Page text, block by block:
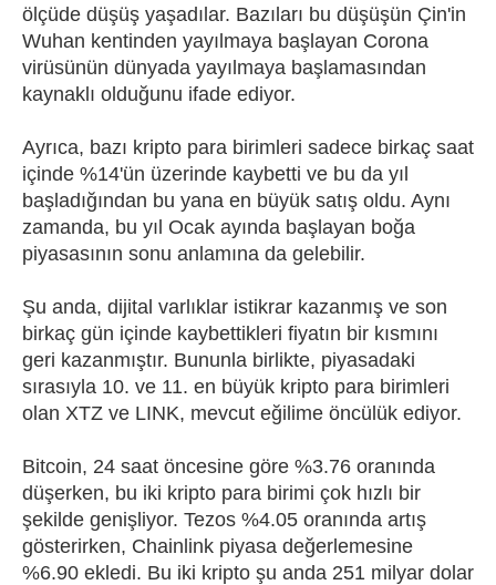
ölçüde düşüş yaşadılar. Bazıları bu düşüşün Çin'in
Wuhan kentinden yayılmaya başlayan Corona
virüsünün dünyada yayılmaya başlamasından
kaynaklı olduğunu ifade ediyor.
Ayrıca, bazı kripto para birimleri sadece birkaç saat
içinde %14'ün üzerinde kaybetti ve bu da yıl
başladığından bu yana en büyük satış oldu. Aynı
zamanda, bu yıl Ocak ayında başlayan boğa
piyasasının sonu anlamına da gelebilir.
Şu anda, dijital varlıklar istikrar kazanmış ve son
birkaç gün içinde kaybettikleri fiyatın bir kısmını
geri kazanmıştır. Bununla birlikte, piyasadaki
sırasıyla 10. ve 11. en büyük kripto para birimleri
olan XTZ ve LINK, mevcut eğilime öncülük ediyor.
Bitcoin, 24 saat öncesine göre %3.76 oranında
düşerken, bu iki kripto para birimi çok hızlı bir
şekilde genişliyor. Tezos %4.05 oranında artış
gösterirken, Chainlink piyasa değerlemesine
%6.90 ekledi. Bu iki kripto şu anda 251 milyar dolar